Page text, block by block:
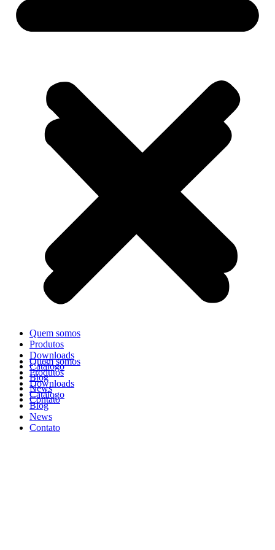
Quem somos
Produtos
Downloads
Catálogo
Blog
News
Contato
Quem somos
Produtos
Downloads
Catálogo
Blog
News
Contato